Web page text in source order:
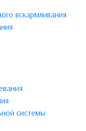
вскармливания
системы